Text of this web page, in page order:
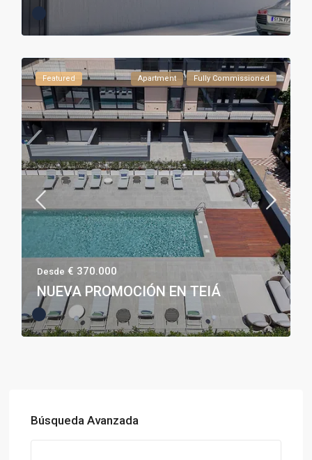
Featured Apartment Fully Commissioned
Desde € 370.000
NUEVA PROMOCIÓN EN TEIÁ
Búsqueda Avanzada